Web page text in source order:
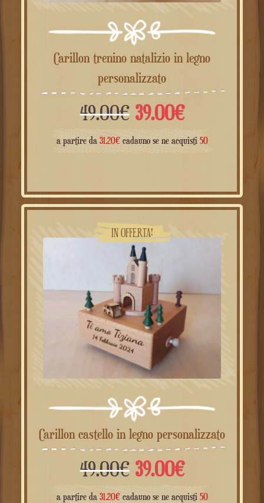
Carillon trenino natalizio in legno
personalizzato
49.00€ Il
prezzo
era:
49.00€.
39.00€Il
prezzo
è:
39.00€.
a partire da 31.20€cadauno se ne acquisti 50
IN OFFERTA!
Carillon castello in legno personalizzato
49.00€ Il
39.00€Il
a partire da 31.20€cadauno se ne acquisti 50